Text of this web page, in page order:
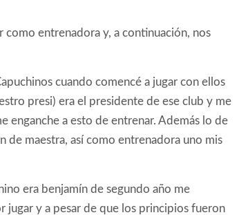
como entrenadora y, a continuación, nos
cuando comencé a jugar con ellos
presi) era el presidente de ese club y me
enganche a esto de entrenar. Además lo de
de maestra, así como entrenadora uno mis
era benjamín de segundo año me
jugar y a pesar de que los principios fueron